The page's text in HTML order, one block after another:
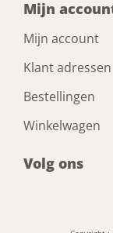
Mijn
Mijn account
Klant adressen
Bestellingen
Winkelwagen
Volg ons